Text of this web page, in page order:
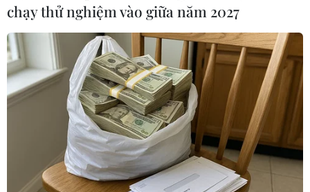
thác, VEC sẽ bổ sung nhân lực trực chốt, phối
hợp với các đơn vị chức năng trên tuyến cao tốc
Đà Nẵng-Quảng Ngãi để hướng dẫn các phương
tiện ra/vào nút giao Chu Lai và tuyên truyền
đảm bảo an toàn giao thông.
VEC cũng đưa ra tốc độ xe chạy tại các nhánh
ra/vào đường cao tốc là 40km/giờ đồng thời lưu
ý các phương tiện di chuyển chậm khi đi qua
chạy thử nghiệm vào giữa năm 2027